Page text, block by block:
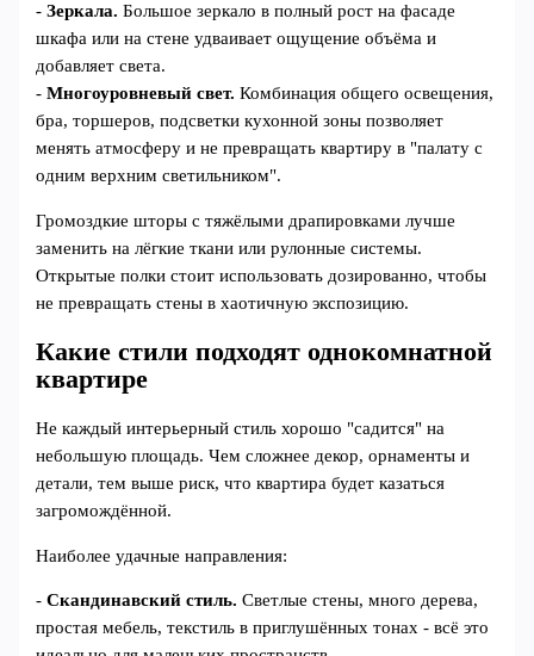
-Зеркала. Большое зеркало в полный рост на фасаде
шкафа или на стене удваивает ощущение объёма и
добавляет света.
-Многоуровневый свет. Комбинация общего освещения,
бра, торшеров, подсветки кухонной зоны позволяет
менять атмосферу и не превращать квартиру в "палату с
одним верхним светильником".
Громоздкие шторы с тяжёлыми драпировками лучше
заменить на лёгкие ткани или рулонные системы.
Открытые полки стоит использовать дозированно, чтобы
не превращать стены в хаотичную экспозицию.
Какие стили подходят однокомнатной
квартире
Не каждый интерьерный стиль хорошо "садится" на
небольшую площадь. Чем сложнее декор, орнаменты и
детали, тем выше риск, что квартира будет казаться
загромождённой.
Наиболее удачные направления:
-Скандинавский стиль. Светлые стены, много дерева,
простая мебель, текстиль в приглушённых тонах - всё это